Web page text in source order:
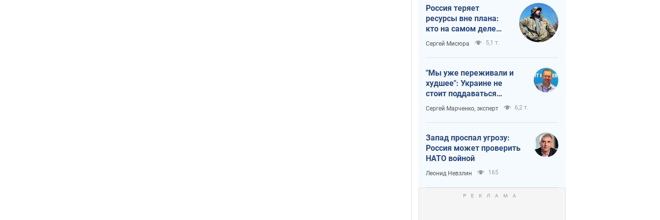
Россия теряет
ресурсы вне плана:
кто на самом деле
диктует темп войны
Сергей Мисюра 5,1 т.
"Мы уже переживали и
худшее": Украине не
стоит поддаваться
отчаянию из-за
ракетного террора
Сергей Марченко, эксперт 6,2 т.
Запад проспал угрозу:
Россия может проверить
НАТО войной
Леонид Невзлин 165